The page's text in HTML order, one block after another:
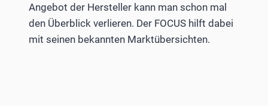
Angebot der Hersteller kann man schon mal
den Überblick verlieren. Der FOCUS hilft dabei
mit seinen bekannten Marktübersichten.